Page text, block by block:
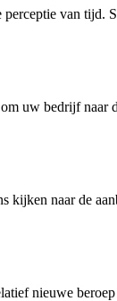
van tijd.
uw bedrijf naar
kijken naar de
nieuwe